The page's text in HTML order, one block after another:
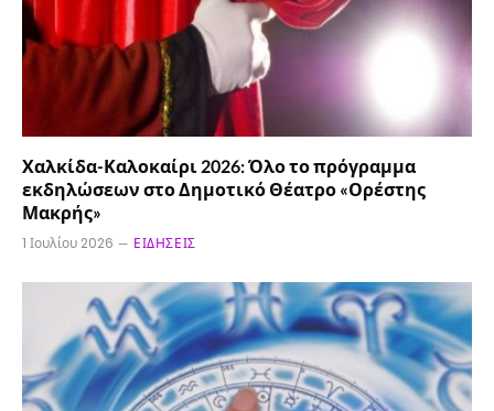
Χαλκίδα-Καλοκαίρι 2026: Όλο το πρόγραμμα
εκδηλώσεων στο Δημοτικό Θέατρο «Ορέστης
Μακρής»
1 Ιουλίου 2026 ΕΙΔΉΣΕΙΣ